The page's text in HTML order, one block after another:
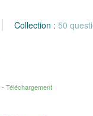
Collection : 50
Téléchargement